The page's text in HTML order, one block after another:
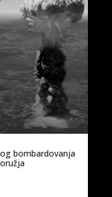
bombardovanja